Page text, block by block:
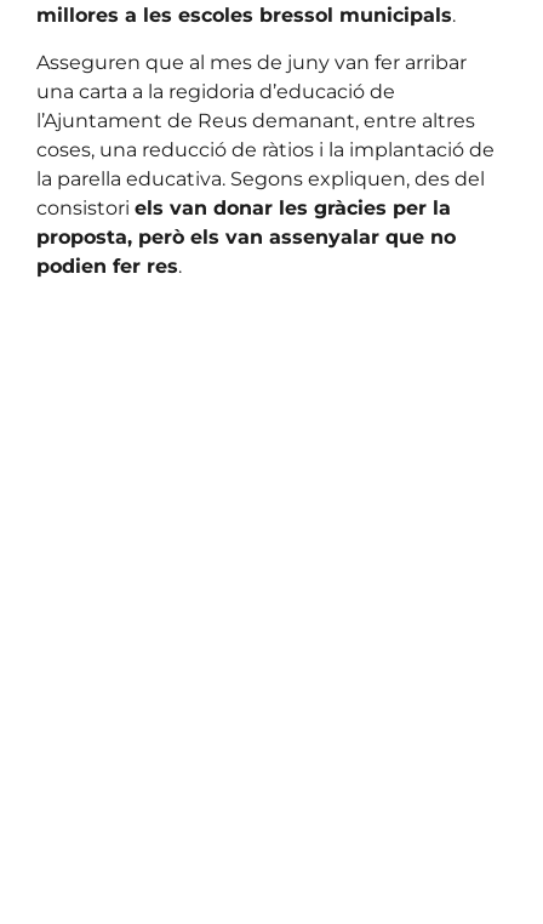
millores a les escoles bressol municipals.
Asseguren que al mes de juny van fer arribar
una carta a la regidoria d’educació de
l’Ajuntament de Reus demanant, entre altres
coses, una reducció de ràtios i la implantació de
la parella educativa. Segons expliquen, des del
consistori els van donar les gràcies per la
proposta, però els van assenyalar que no
podien fer res.